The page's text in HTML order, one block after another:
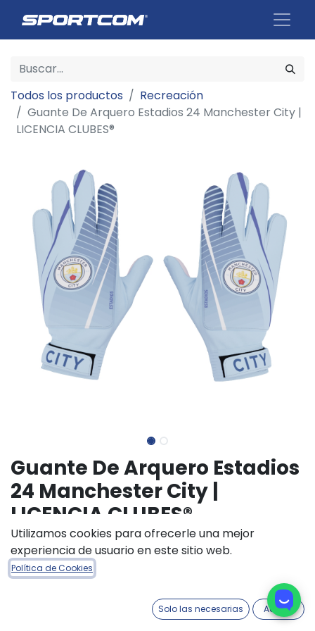
Todos los productos
Recreación
Guante De Arquero Estadios 24 Manchester City |
LICENCIA CLUBES®
Guante De Arquero Estadios
24 Manchester City |
LICENCIA CLUBES®
(0 reseña)
$13.400,00
Utilizamos cookies para ofrecerle una mejor
experiencia de usuario en este sitio web.
Política de Cookies
Solo las necesarias Acepto